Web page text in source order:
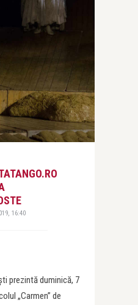
16:40
prezintă duminică, 7
„Carmen” de